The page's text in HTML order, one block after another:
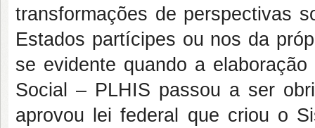
transformações de perspectivas
Estados partícipes ou nos da
se evidente quando a
Social – PLHIS passou a ser
aprovou lei federal que criou o